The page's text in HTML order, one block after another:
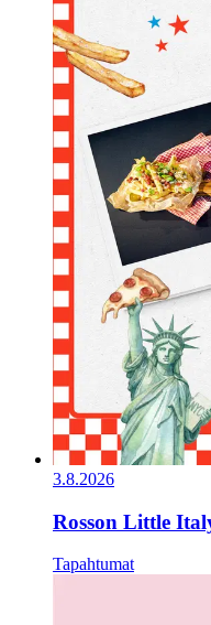
3.8.2026
Rosson Little
Tapahtumat